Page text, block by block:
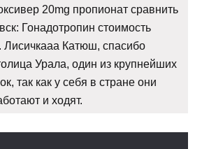
20mg пропионат сравнить
Гонадотропин стоимость
Катюш, спасибо
Урала, один из крупнейших
так как у себя в стране они
и ходят.